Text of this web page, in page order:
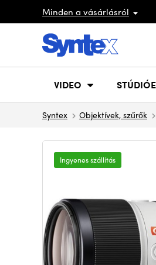
Minden a vásárlásról
VIDEO
Syntex Objektívek, szűrők
Ingyenes szállítás